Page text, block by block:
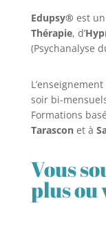
Edupsy® est
Thérapie, d’
(Psychanalyse
soir bi-
Formations
Tarasconet à
Vous
plus ou